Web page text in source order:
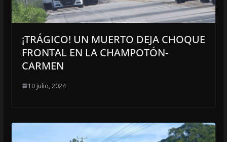
¡TRÁGICO! UN MUERTO DEJA CHOQUE
FRONTAL EN LA CHAMPOTÓN-
CARMEN
10 julio, 2024